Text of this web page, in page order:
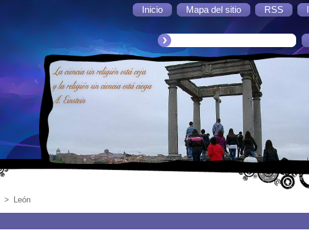
Inicio Mapa del sitio RSS
> León